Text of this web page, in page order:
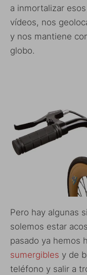
a inmortalizar
vídeos, nos
y nos mantiene
globo.
Pero hay algunas
solemos estar
pasado ya hemos
sumergibles y de
teléfono y salir a